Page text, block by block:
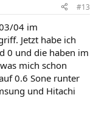
#13
04 im
Jetzt habe ich
0 und die haben im
mich schon
0.6 Sone runter
und Hitachi